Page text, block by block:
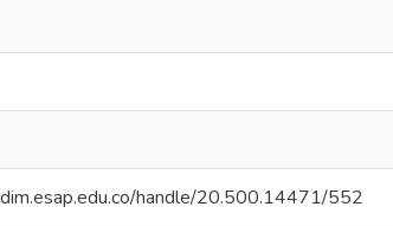
handle/20.500.14471/552